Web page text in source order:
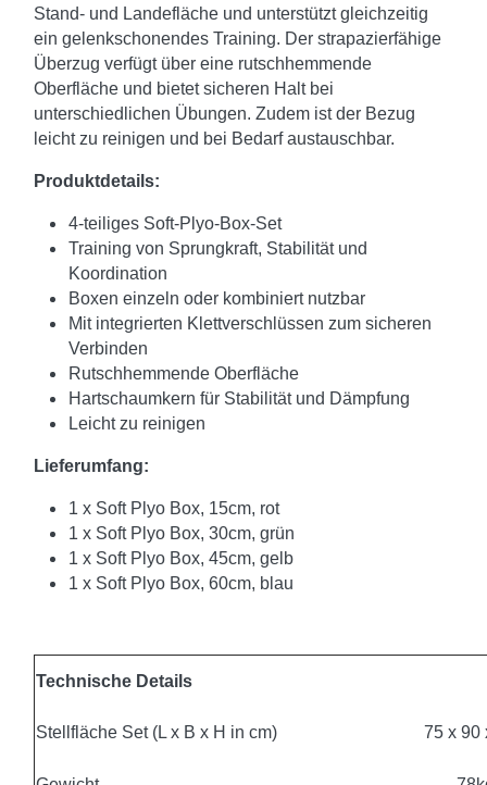
Stand- und Landefläche und unterstützt gleichzeitig
ein gelenkschonendes Training. Der strapazierfähige
Überzug verfügt über eine rutschhemmende
Oberfläche und bietet sicheren Halt bei
unterschiedlichen Übungen. Zudem ist der Bezug
leicht zu reinigen und bei Bedarf austauschbar.
Produktdetails:
4-teiliges Soft-Plyo-Box-Set
Training von Sprungkraft, Stabilität und
Koordination
Boxen einzeln oder kombiniert nutzbar
Mit integrierten Klettverschlüssen zum sicheren
Verbinden
Rutschhemmende Oberfläche
Hartschaumkern für Stabilität und Dämpfung
Leicht zu reinigen
Lieferumfang:
1 x Soft Plyo Box, 15cm, rot
1 x Soft Plyo Box, 30cm, grün
1 x Soft Plyo Box, 45cm, gelb
1 x Soft Plyo Box, 60cm, blau
Technische Details
Stellfläche Set (L x B x H in cm) 75 x 90